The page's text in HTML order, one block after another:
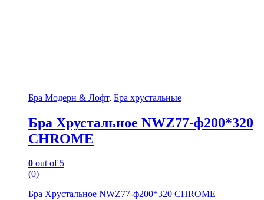
Бра Модерн & Лофт, Бра хрустальные
Бра Хрустальное NWZ77-ф200*320
CHROME
0 out of 5
(0)
Бра Хрустальное NWZ77-ф200*320 CHROME